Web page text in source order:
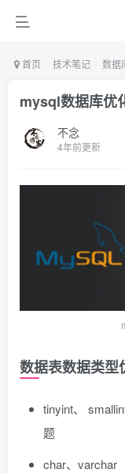
首页 技术笔记 数据
mysql数据库优
不念
4年前更新
数据表数据类型
tinyint、
题
char、varchar